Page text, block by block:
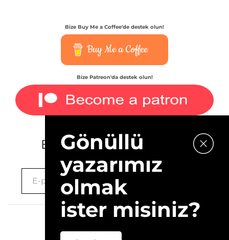
Bize Buy Me a Coffee'de destek olun!
Buy Me a Coffee
Bize Patreon'da destek olun!
E-bültenimize kaydolun.
Gönüllü
yazarımız
olmak
ister misiniz?